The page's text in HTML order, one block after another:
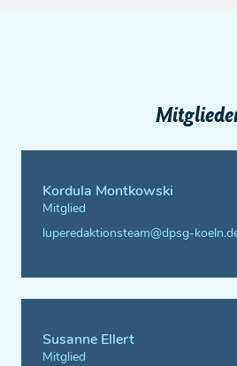
Kordula Montkowski
Mitglied
luperedaktionsteam@dpsg-
Susanne Ellert
Mitglied